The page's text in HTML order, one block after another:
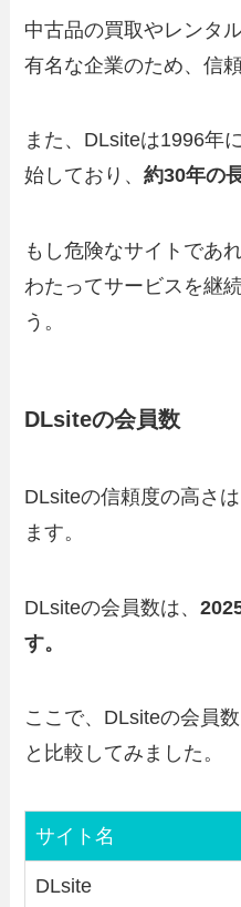
中古品の買取やレンタ
有名な企業のため、信
また、DLsiteは1996年
始しており、約30年の
もし危険なサイトであ
わたってサービスを継
う。
DLsiteの会員数
DLsiteの信頼度の高さ
ます。
DLsiteの会員数は、
す。
ここで、DLsiteの会員
と比較してみました。
サイト名
DLsite